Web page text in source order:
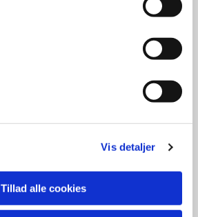
Vis detaljer
Tillad alle cookies